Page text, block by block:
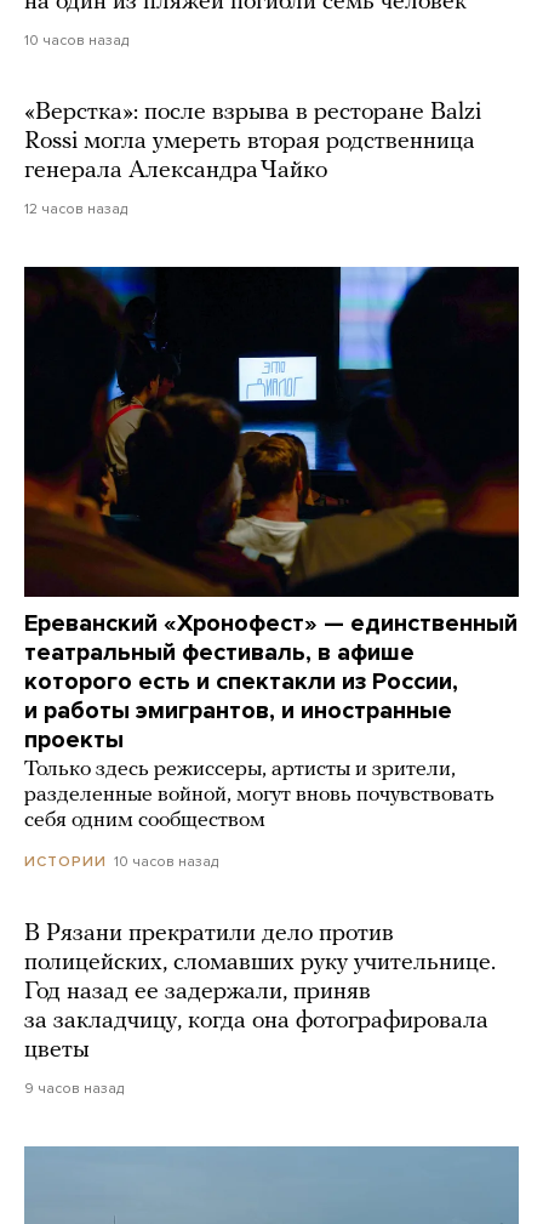
10 часов назад
«Верстка»: после взрыва в ресторане Balzi
Rossi могла умереть вторая родственница
генерала Александра Чайко
12 часов назад
Ереванский «Хронофест» — единственный
театральный фестиваль, в афише
которого есть и спектакли из России,
и работы эмигрантов, и иностранные
проекты
Только здесь режиссеры, артисты и зрители,
разделенные войной, могут вновь почувствовать
себя одним сообществом
ИСТОРИИ 10 часов назад
В Рязани прекратили дело против
полицейских, сломавших руку учительнице.
Год назад ее задержали, приняв
за закладчицу, когда она фотографировала
цветы
9 часов назад